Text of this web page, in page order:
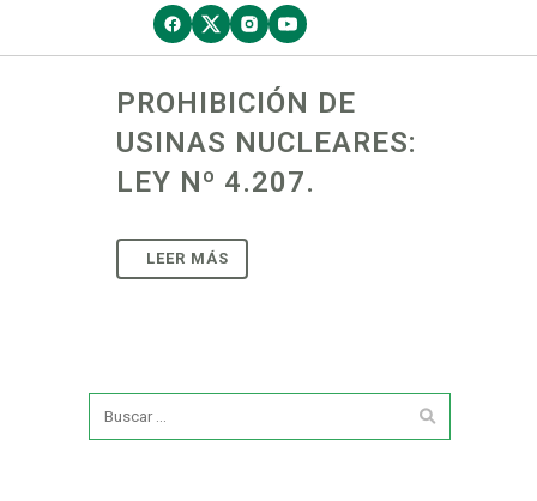
PROHIBICIÓN DE
USINAS NUCLEARES:
LEY Nº 4.207.